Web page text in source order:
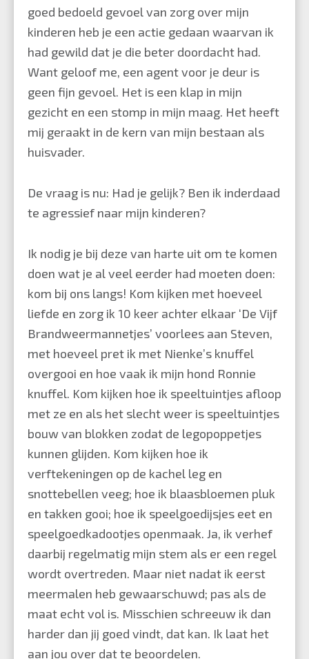
goed bedoeld gevoel van zorg over mijn
kinderen heb je een actie gedaan waarvan ik
had gewild dat je die beter doordacht had.
Want geloof me, een agent voor je deur is
geen fijn gevoel. Het is een klap in mijn
gezicht en een stomp in mijn maag. Het heeft
mij geraakt in de kern van mijn bestaan als
huisvader.
De vraag is nu: Had je gelijk? Ben ik inderdaad
te agressief naar mijn kinderen?
Ik nodig je bij deze van harte uit om te komen
doen wat je al veel eerder had moeten doen:
kom bij ons langs! Kom kijken met hoeveel
liefde en zorg ik 10 keer achter elkaar ‘De Vijf
Brandweermannetjes’ voorlees aan Steven,
met hoeveel pret ik met Nienke’s knuffel
overgooi en hoe vaak ik mijn hond Ronnie
knuffel. Kom kijken hoe ik speeltuintjes afloop
met ze en als het slecht weer is speeltuintjes
bouw van blokken zodat de legopoppetjes
kunnen glijden. Kom kijken hoe ik
verftekeningen op de kachel leg en
snottebellen veeg; hoe ik blaasbloemen pluk
en takken gooi; hoe ik speelgoedijsjes eet en
speelgoedkadootjes openmaak. Ja, ik verhef
daarbij regelmatig mijn stem als er een regel
wordt overtreden. Maar niet nadat ik eerst
meermalen heb gewaarschuwd; pas als de
maat echt vol is. Misschien schreeuw ik dan
harder dan jij goed vindt, dat kan. Ik laat het
aan jou over dat te beoordelen.